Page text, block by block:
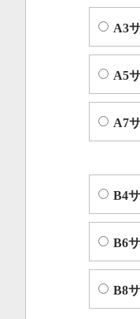
A3
A5
A7
B4
B6
B8